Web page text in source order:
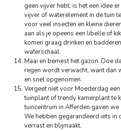
geen vijver hebt, is het een idee
vijver of waterelement in de tuin
voor veel insecten en kleine
aan als je opeens een libelle of
komen graag drinken en
waterschaal.
Maai en bemest het gazon. Doe
regen wordt verwacht, want dan
en snel opgenomen.
Vergeet niet voor Moederdag
tuinplant of trendy kamerplant te
tuincentrum in Afferden gaven
We hebben gegarandeerd iets in
verrast en blijmaakt.